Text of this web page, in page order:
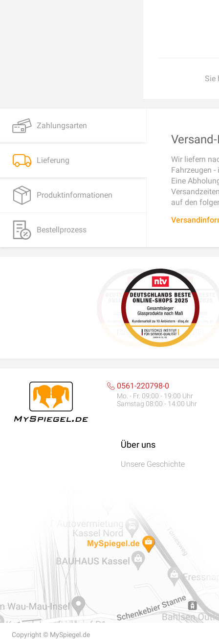
Sie
Zahlungsarten
Lieferung
Produktinformationen
Bestellprozess
Wir liefern
Fahrzeugen
Eine
auf den
0561-220798-0
Mo. - Fr. 09:00 - 19:00 Uhr
Samstag 08:00 - 14:00 Uhr
Über uns
Unsere Geschichte
Copyright © MySpiegel.de